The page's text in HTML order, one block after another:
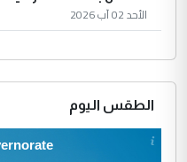
الأحد 02 آب 2026
الطقس اليوم